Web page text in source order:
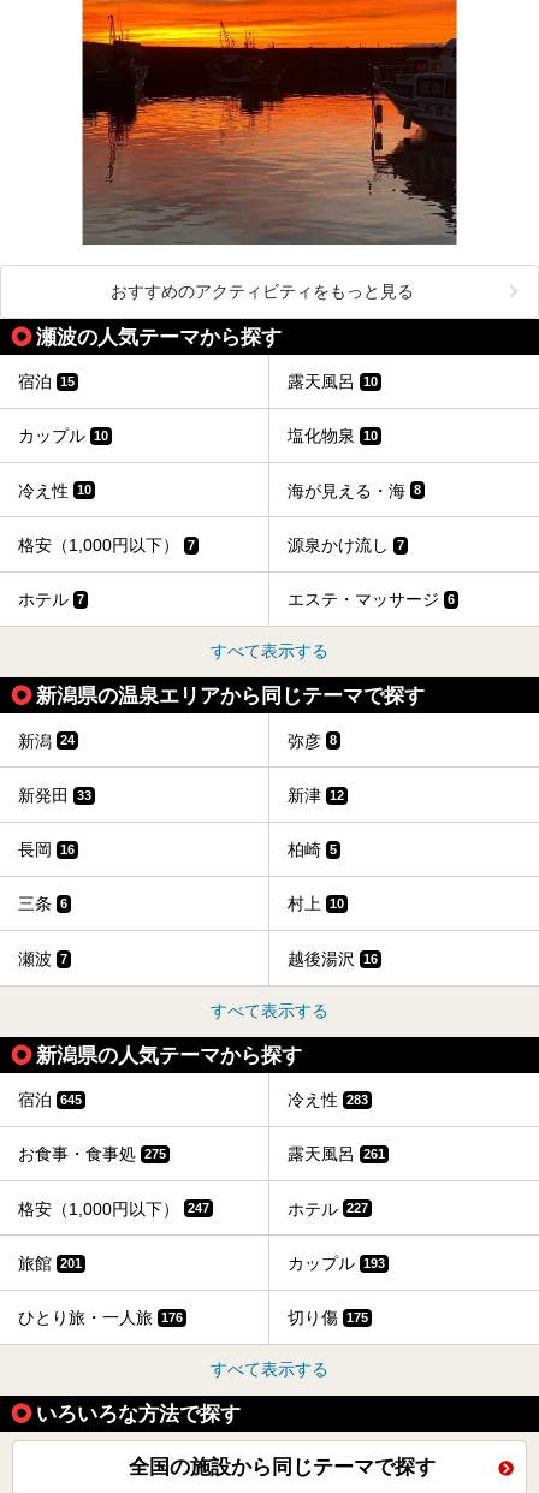
おすすめのアクティビティをもっと見る
瀬波の人気テーマから探す
宿泊 15 露天風呂 10
カップル 10 塩化物泉 10
冷え性 10 海が見える・海 8
格安（1,000円以下） 7 源泉かけ流し 7
ホテル 7 エステ・マッサージ 6
すべて表示する
新潟県の温泉エリアから同じテーマで探す
新潟 24 弥彦 8
新発田 33 新津 12
長岡 16 柏崎 5
三条 6 村上 10
瀬波 7 越後湯沢 16
すべて表示する
新潟県の人気テーマから探す
宿泊 645 冷え性 283
お食事・食事処 275 露天風呂 261
格安（1,000円以下） 247 ホテル 227
旅館 201 カップル 193
ひとり旅・一人旅 176 切り傷 175
すべて表示する
いろいろな方法で探す
全国の施設から同じテーマで探す